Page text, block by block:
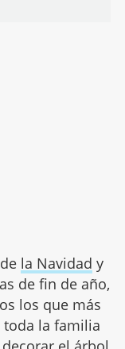
la Navidad y
de fin de año,
los que más
toda la familia